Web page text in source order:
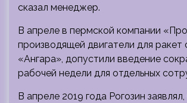
сказал менеджер.
В апреле в пермской компании
производящей двигатели для ракет
«Ангара», допустили введение
рабочей недели для отдельных
В апреле 2019 года Рогозин заявлял,